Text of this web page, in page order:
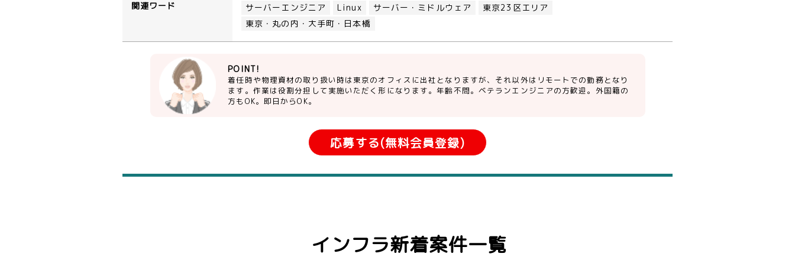
関連ワード サーバーエンジニア Linux サーバー・ミドルウェア
東京23区エリア
東京・丸の内・大手町・日本橋
POINT!
着任時や物理資材の取り扱い時は東京のオフィスに出社となりますが、それ以外はリモートでの勤務となり
ます。作業は役割分担して実施いただく形になります。年齢不問。ベテランエンジニアの方歓迎。外国籍の
方もOK。即日からOK。
応募する(無料会員登録)
インフラ新着案件一覧